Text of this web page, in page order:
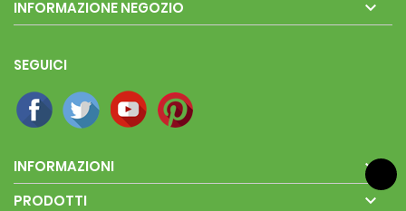
INFORMAZIONE NEGOZIO 
SEGUICI
INFORMAZIONI 
PRODOTTI 